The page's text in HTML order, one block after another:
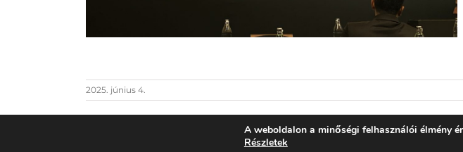
2025. június 4.
A weboldalon a minőségi felhasználói élmény
Részletek